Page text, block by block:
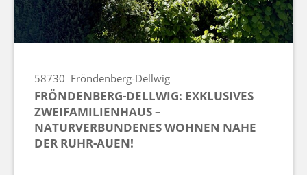
58730 Fröndenberg-Dellwig
FRÖNDENBERG-DELLWIG: EXKLUSIVES
ZWEIFAMILIENHAUS –
NATURVERBUNDENES WOHNEN NAHE
DER RUHR-AUEN!